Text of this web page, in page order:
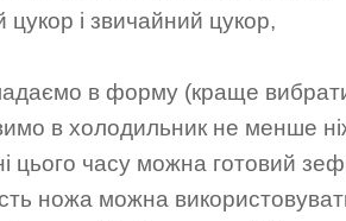
цукор і звичайний цукор,
в форму (краще
в холодильник не менше
цього часу можна готовий
ножа можна